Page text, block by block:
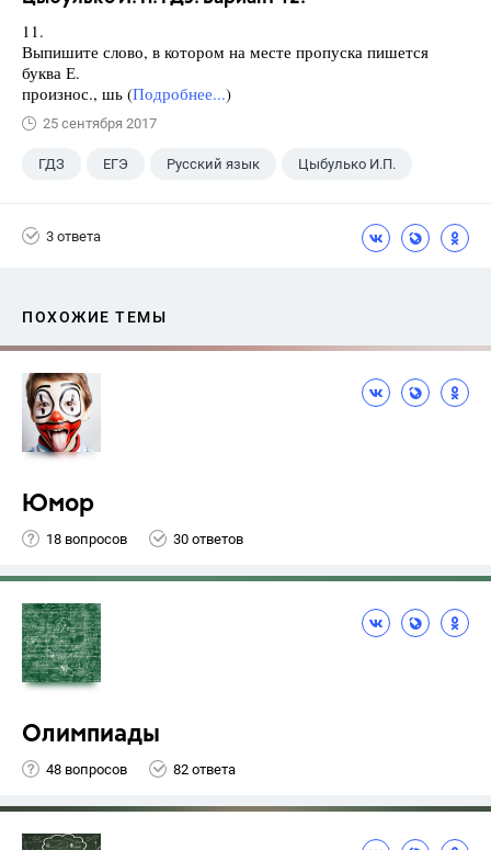
11.
Выпишите слово, в котором на месте пропуска пишется
буква Е.
произнос., шь (Подробнее...)
25 сентября 2017
ГДЗ ЕГЭ Русский язык Цыбулько И.П.
3 ответа
ПОХОЖИЕ ТЕМЫ
Юмор
18 вопросов 30 ответов
Олимпиады
48 вопросов 82 ответа